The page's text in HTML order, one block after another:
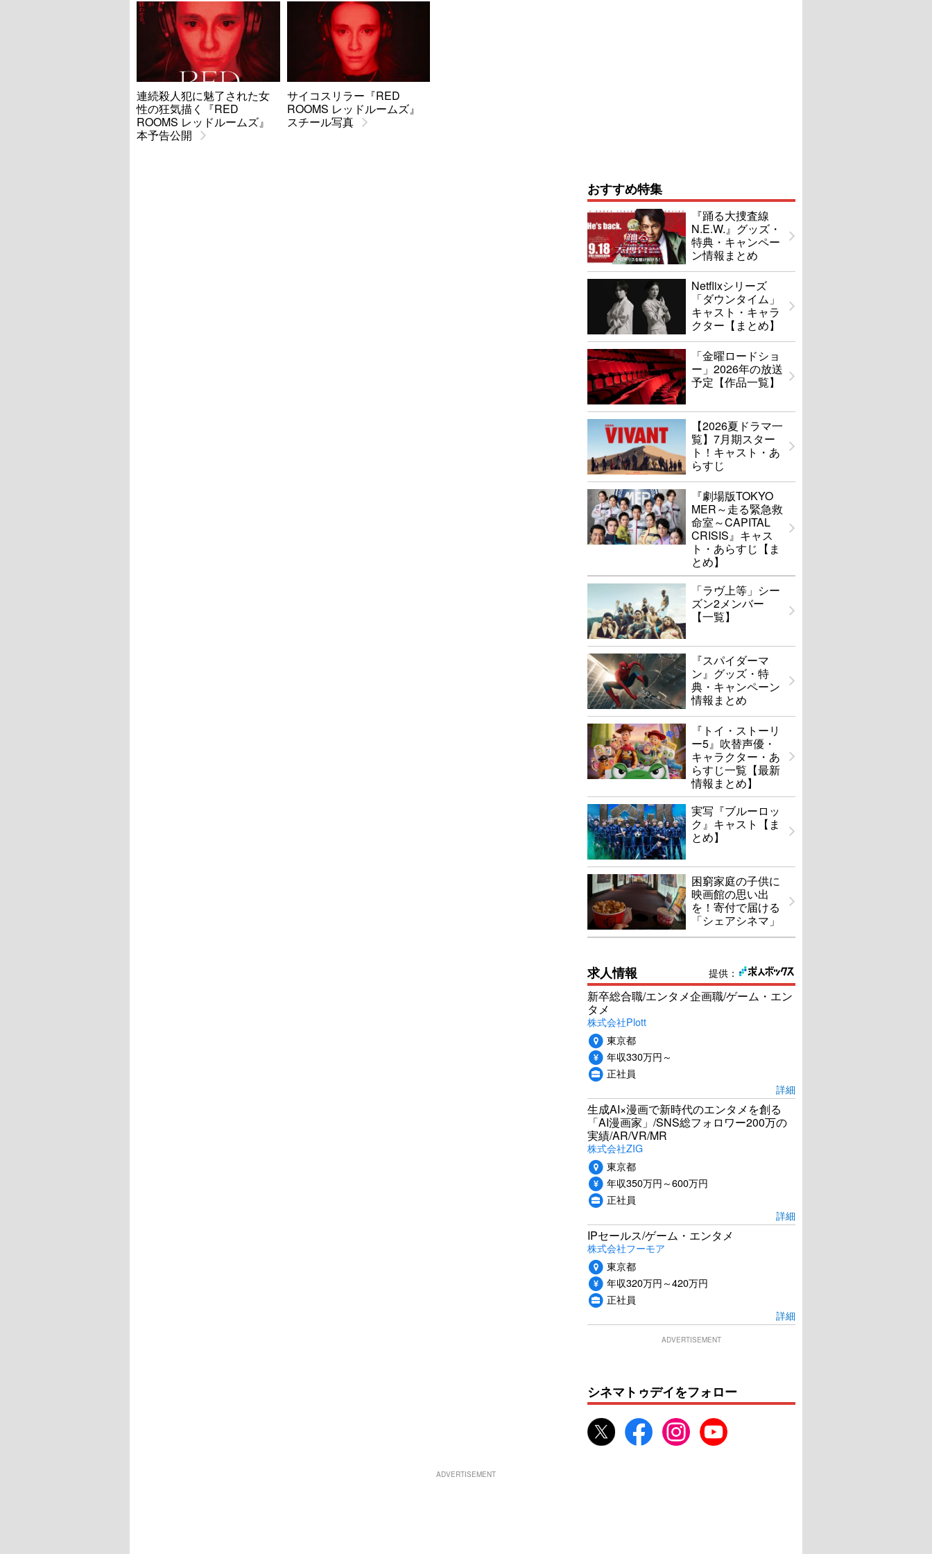
連続殺人犯に魅了された女
性の狂気描く『RED
ROOMS レッドルームズ』
本予告公開
サイコスリラー『RED
ROOMS レッドルームズ』
スチール写真
おすすめ特集
『踊る大捜査線
N.E.W.』グッズ・
特典・キャンペー
ン情報まとめ
Netflixシリーズ
「ダウンタイム」
キャスト・キャラ
クター【まとめ】
「金曜ロードショ
ー」2026年の放送
予定【作品一覧】
【2026夏ドラマ一
覧】7月期スター
ト！キャスト・あ
らすじ
『劇場版TOKYO
MER～走る緊急救
命室～CAPITAL
CRISIS』キャス
ト・あらすじ【ま
とめ】
「ラヴ上等」シー
ズン2メンバー
【一覧】
『スパイダーマ
ン』グッズ・特
典・キャンペーン
情報まとめ
『トイ・ストーリ
ー5』吹替声優・
キャラクター・あ
らすじ一覧【最新
情報まとめ】
実写『ブルーロッ
ク』キャスト【ま
とめ】
困窮家庭の子供に
映画館の思い出
を！寄付で届ける
「シェアシネマ」
提供：
求人情報
新卒総合職/エンタメ企画職/ゲーム・エン
タメ
株式会社Plott
東京都
年収330万円～
正社員
詳細
生成AI×漫画で新時代のエンタメを創る
「AI漫画家」/SNS総フォロワー200万の
実績/AR/VR/MR
株式会社ZIG
東京都
年収350万円～600万円
正社員
詳細
IPセールス/ゲーム・エンタメ
株式会社フーモア
東京都
年収320万円～420万円
正社員
詳細
ADVERTISEMENT
シネマトゥデイをフォロー
ADVERTISEMENT